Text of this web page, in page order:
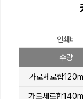
인쇄비
수량
가로세로합
가로세로합